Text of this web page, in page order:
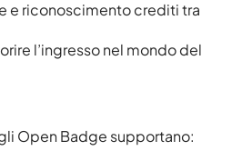
e riconoscimento crediti tra
l’ingresso nel mondo del
Open Badge supportano: